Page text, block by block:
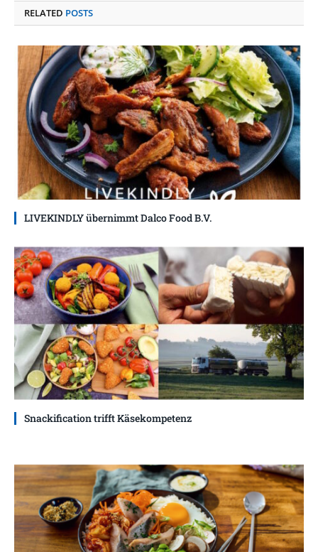
RELATED POSTS
LIVEKINDLY übernimmt Dalco Food B.V.
Snackification trifft Käsekompetenz